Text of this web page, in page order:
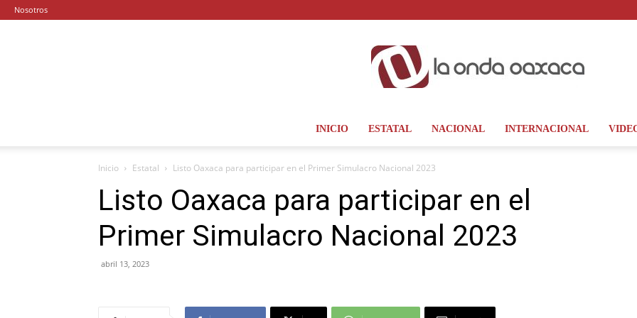
Nosotros
La
Onda
INICIO ESTATAL NACIONAL INTERNACIONAL
Inicio Estatal Listo Oaxaca para participar en el Primer Simulacro Nacional 2023
Listo Oaxaca para participar en el
Primer Simulacro Nacional 2023
abril 13, 2023